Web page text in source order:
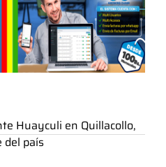
Huayculi en Quillacollo,
del país